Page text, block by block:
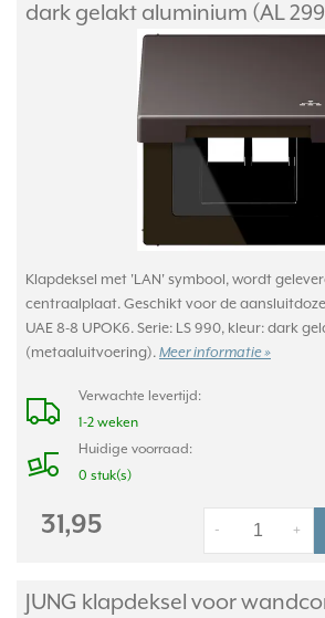
dark gelakt aluminium (AL
Klapdeksel met 'LAN' symbool, wordt
centraalplaat. Geschikt voor de
UAE 8-8 UPOK6. Serie: LS 990, kleur: dark
(metaaluitvoering). Meer informatie »
Verwachte levertijd:
1-2 weken
Huidige voorraad:
0 stuk(s)
31,95 +
-
JUNG klapdeksel voor